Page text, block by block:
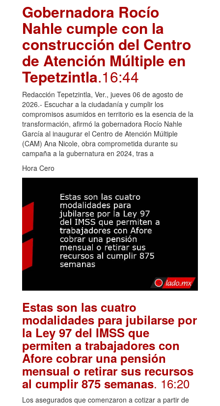
Gobernadora Rocío
Nahle cumple con la
construcción del Centro
de Atención Múltiple en
Tepetzintla.16:44
Redacción Tepetzintla, Ver., jueves 06 de agosto de
2026.- Escuchar a la ciudadanía y cumplir los
compromisos asumidos en territorio es la esencia de la
transformación, afirmó la gobernadora Rocío Nahle
García al inaugurar el Centro de Atención Múltiple
(CAM) Ana Nicole, obra comprometida durante su
campaña a la gubernatura en 2024, tras a
Hora Cero
Estas son las cuatro
modalidades para jubilarse por
la Ley 97 del IMSS que
permiten a trabajadores con
Afore cobrar una pensión
mensual o retirar sus recursos
al cumplir 875 semanas. 16:20
Los asegurados que comenzaron a cotizar a partir de